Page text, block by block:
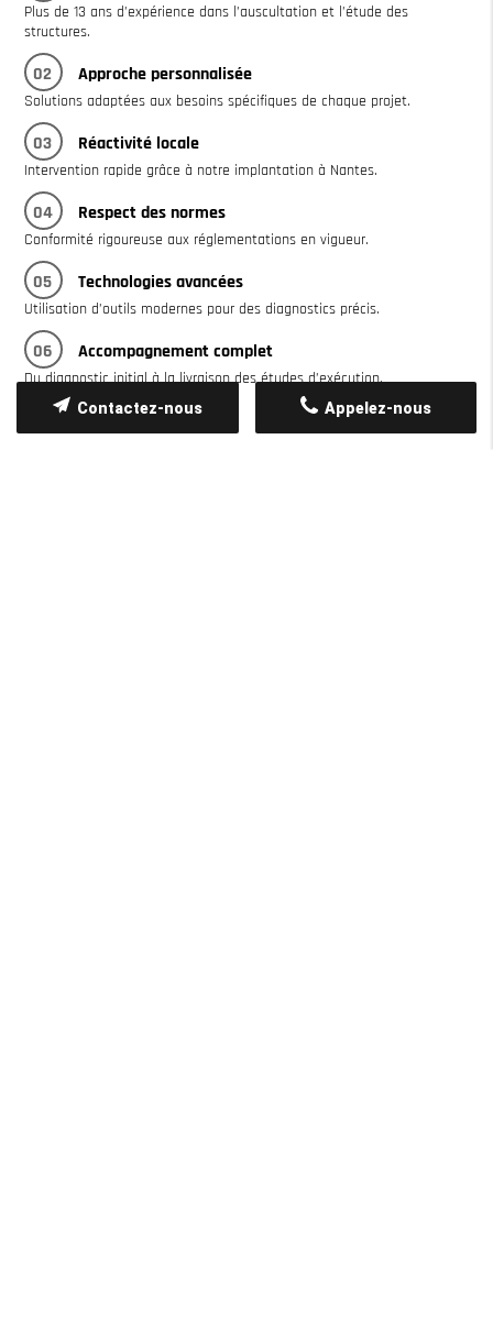
Plus de 13 ans d’expérience dans l’auscultation et l’étude des
structures.
02 Approche personnalisée
Solutions adaptées aux besoins spécifiques de chaque projet.
03 Réactivité locale
Intervention rapide grâce à notre implantation à Nantes.
04 Respect des normes
Conformité rigoureuse aux réglementations en vigueur.
05 Technologies avancées
Utilisation d’outils modernes pour des diagnostics précis.
06 Accompagnement complet
Du diagnostic initial à la livraison des études d’exécution.
Appelez-nous
Contactez-nous